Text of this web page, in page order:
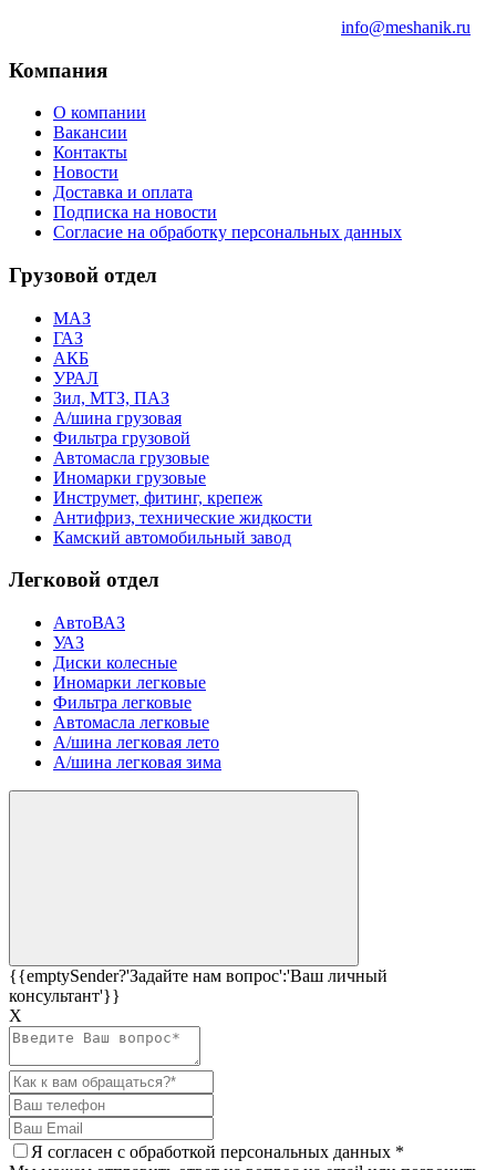
info@meshanik.ru
Компания
О компании
Вакансии
Контакты
Новости
Доставка и оплата
Подписка на новости
Согласие на обработку персональных данных
Грузовой отдел
МАЗ
ГАЗ
АКБ
УРАЛ
Зил, МТЗ, ПАЗ
А/шина грузовая
Фильтра грузовой
Автомасла грузовые
Иномарки грузовые
Инструмет, фитинг, крепеж
Антифриз, технические жидкости
Камский автомобильный завод
Легковой отдел
АвтоВАЗ
УАЗ
Диски колесные
Иномарки легковые
Фильтра легковые
Автомасла легковые
А/шина легковая лето
А/шина легковая зима
{{emptySender?'Задайте нам вопрос':'Ваш личный
консультант'}}
Х
Я согласен c обработкой персональных данных *